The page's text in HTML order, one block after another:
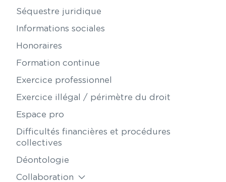
Séquestre juridique
Informations sociales
Honoraires
Formation continue
Exercice professionnel
Exercice illégal / périmètre du droit
Espace pro
Difficultés financières et procédures
collectives
Déontologie
Collaboration